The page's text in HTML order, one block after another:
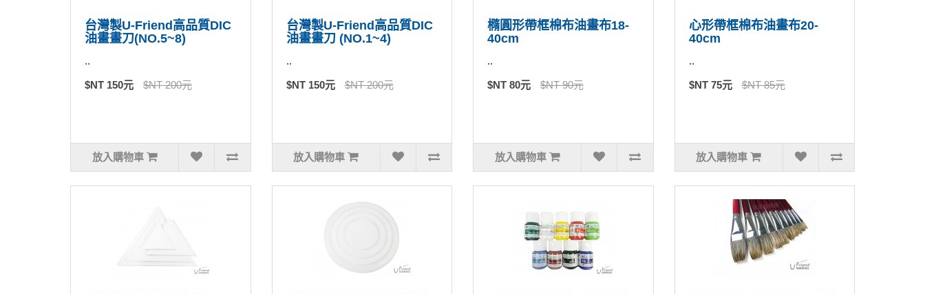
台灣製U-Friend高品質DIC
油畫畫刀(NO.5~8)
..
$NT 150元 $NT 200元
放入購物車
台灣製U-Friend高品質DIC
油畫畫刀 (NO.1~4)
..
$NT 150元 $NT 200元
放入購物車
橢圓形帶框棉布油畫布18-
40cm
..
$NT 80元 $NT 90元
放入購物車
心形帶框棉布油畫布20-
40cm
..
$NT 75元 $NT 85元
放入購物車